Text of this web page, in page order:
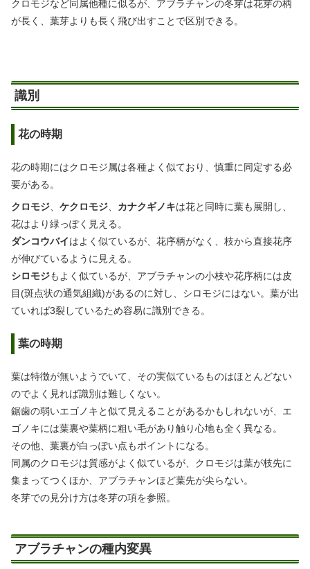
クロモジなど同属他種に似るが、アブラチャンの冬芽は花芽の柄
が長く、葉芽よりも長く飛び出すことで区別できる。
識別
花の時期
花の時期にはクロモジ属は各種よく似ており、慎重に同定する必
要がある。
クロモジ、 ケクロモジ、 カナクギノキは花と同時に葉も展開し、
花はより緑っぽく見える。
ダンコウバイはよく似ているが、花序柄がなく、枝から直接花序
が伸びているように見える。
シロモジもよく似ているが、アブラチャンの小枝や花序柄には皮
目(斑点状の通気組織)があるのに対し、シロモジにはない。葉が出
ていれば3裂しているため容易に識別できる。
葉の時期
葉は特徴が無いようでいて、その実似ているものはほとんどない
のでよく見れば識別は難しくない。
鋸歯の弱いエゴノキと似て見えることがあるかもしれないが、エ
ゴノキには葉裏や葉柄に粗い毛があり触り心地も全く異なる。
その他、葉裏が白っぽい点もポイントになる。
同属のクロモジは質感がよく似ているが、クロモジは葉が枝先に
集まってつくほか、アブラチャンほど葉先が尖らない。
冬芽での見分け方は冬芽の項を参照。
アブラチャンの種内変異